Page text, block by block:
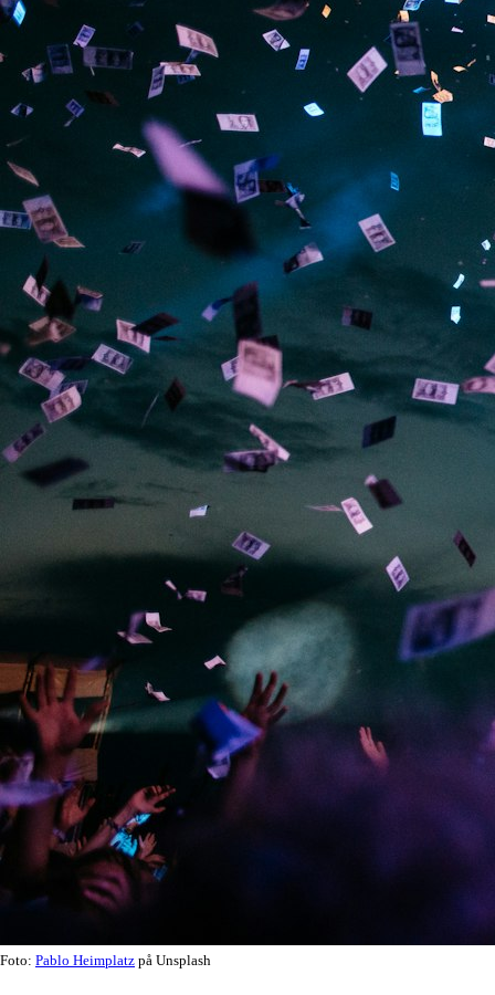
Foto: Pablo Heimplatz på Unsplash